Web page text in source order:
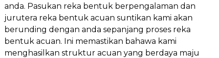
anda. Pasukan reka bentuk berpengalaman dan
jurutera reka bentuk acuan suntikan kami akan
berunding dengan anda sepanjang proses reka
bentuk acuan. Ini memastikan bahawa kami
menghasilkan struktur acuan yang berdaya maju